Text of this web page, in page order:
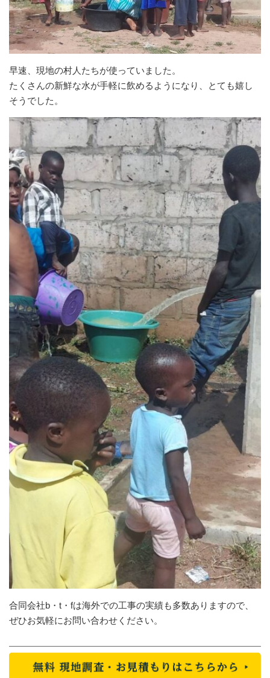
早速、現地の村人たちが使っていました。
たくさんの新鮮な水が手軽に飲めるようになり、とても嬉し
そうでした。
合同会社b・t・fは海外での工事の実績も多数ありますので、
ぜひお気軽にお問い合わせください。